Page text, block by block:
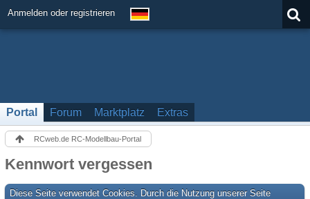
Anmelden oder registrieren
Portal Forum Marktplatz Extras
RCweb.de RC-Modellbau-Portal
Kennwort vergessen
Diese Seite verwendet Cookies. Durch die Nutzung unserer Seite